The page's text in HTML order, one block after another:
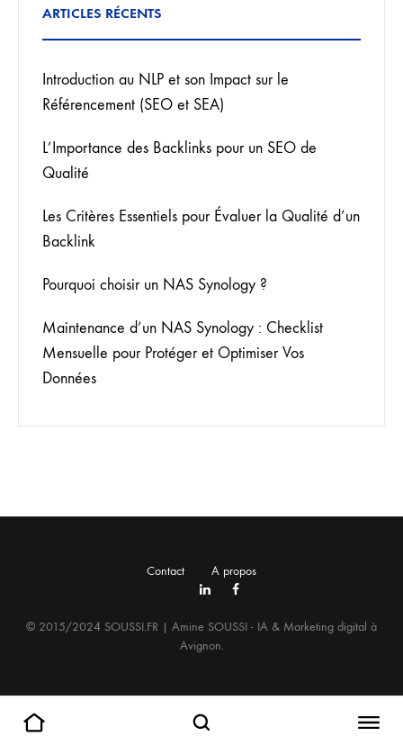
ARTICLES RÉCENTS
Introduction au NLP et son Impact sur le
Référencement (SEO et SEA)
L’Importance des Backlinks pour un SEO de
Qualité
Les Critères Essentiels pour Évaluer la Qualité d’un
Backlink
Pourquoi choisir un NAS Synology ?
Maintenance d’un NAS Synology : Checklist
Mensuelle pour Protéger et Optimiser Vos
Données
© 2015/2024 SOUSSI.FR | Amine SOUSSI - IA & Marketing digital à
Avignon.
Contact
A propos
LinkedInFacebook